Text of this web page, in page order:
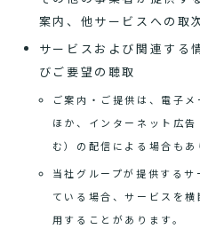
案内、他サービスへの取
サービスおよび関連する
びご要望の聴取
ご案内・ご提供は、電子
ほか、インターネット広
む）の配信による場合もあ
当社グループが提供する
ている場合、サービスを
用することがあります。